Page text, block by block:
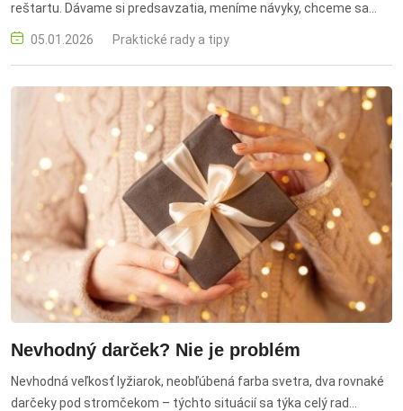
reštartu. Dávame si predsavzatia, meníme návyky, chceme sa
cítiť lepšie, zdravšie a pokojnejšie. A práve teraz je ideálna
príležitosť začať odznova aj s vlastnými financiami, lepšie
rozpočte. Zvlášť preto, že rok 2026 nebude jednoduchý. Mnohé
domácnosti budú opatrnejšie míňať a viac zvažovať každé euro. O
to viac sa oplatí mať vo svojich peniazoch systém, rezervu a plán.
05.01.2026 Praktické rady a tipy
Nevhodný darček? Nie je problém
Nevhodná veľkosť lyžiarok, neobľúbená farba svetra, dva rovnaké
darčeky pod stromčekom – týchto situácií sa týka celý rad